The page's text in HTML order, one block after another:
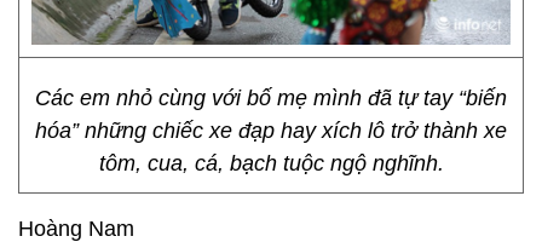
Các em nhỏ cùng với bố mẹ mình đã tự tay “biến
hóa” những chiếc xe đạp hay xích lô trở thành xe
tôm, cua, cá, bạch tuộc ngộ nghĩnh.
Hoàng Nam